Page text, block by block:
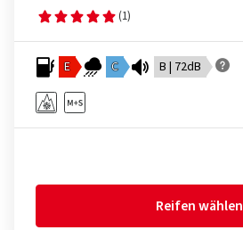
(1)
E C B | 72dB
Reifen wählen